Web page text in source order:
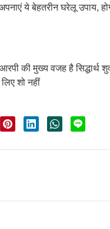
ये बेहतरीन घरेलू उपाय,
की मुख्य वजह है सिद्धार्थ
शो नहीं